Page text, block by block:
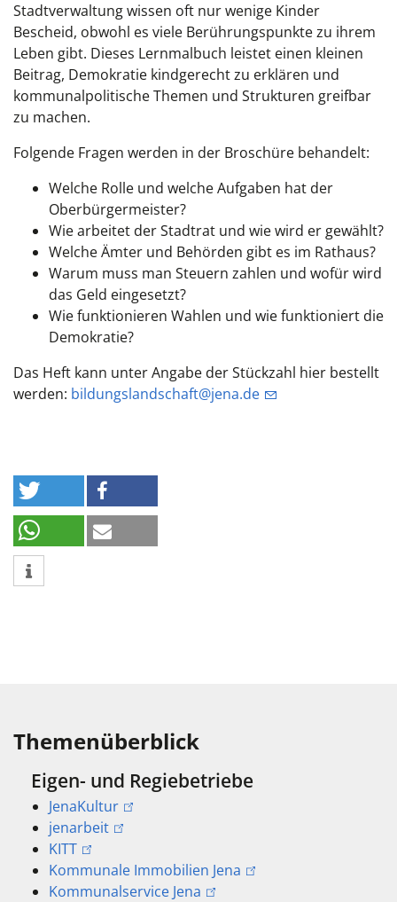
Stadtverwaltung wissen oft nur wenige Kinder
Bescheid, obwohl es viele Berührungspunkte zu ihrem
Leben gibt. Dieses Lernmalbuch leistet einen kleinen
Beitrag, Demokratie kindgerecht zu erklären und
kommunalpolitische Themen und Strukturen greifbar
zu machen.
Folgende Fragen werden in der Broschüre behandelt:
Welche Rolle und welche Aufgaben hat der
Oberbürgermeister?
Wie arbeitet der Stadtrat und wie wird er gewählt?
Welche Ämter und Behörden gibt es im Rathaus?
Warum muss man Steuern zahlen und wofür wird
das Geld eingesetzt?
Wie funktionieren Wahlen und wie funktioniert die
Demokratie?
Das Heft kann unter Angabe der Stückzahl hier bestellt
werden: bildungslandschaft@jena.de
Themenüberblick
Eigen- und Regiebetriebe
JenaKultur
jenarbeit
KITT
Kommunale Immobilien Jena
Kommunalservice Jena